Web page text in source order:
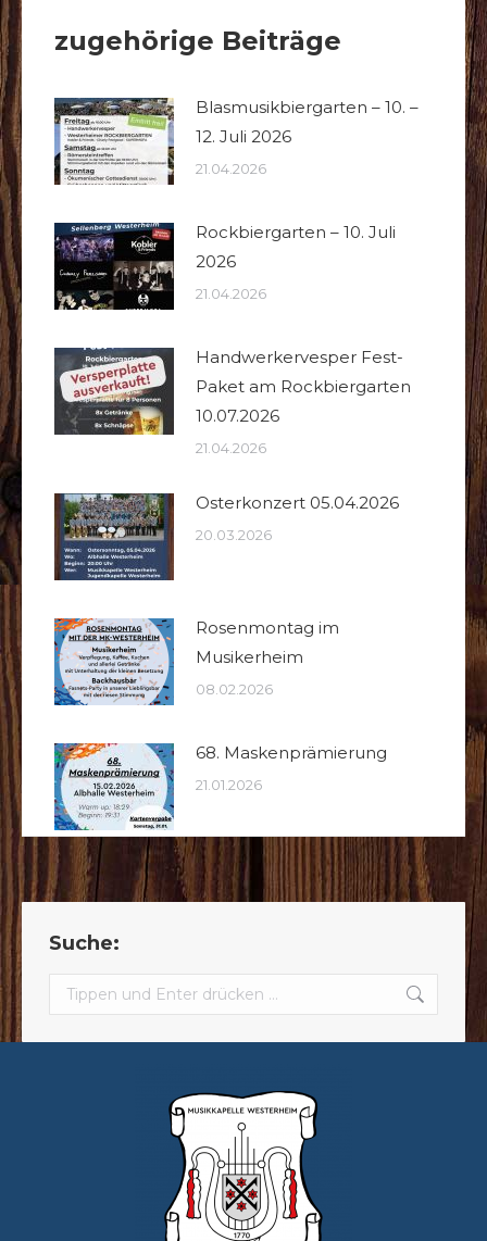
zugehörige Beiträge
Blasmusikbiergarten – 10. –
12. Juli 2026
21.04.2026
Rockbiergarten – 10. Juli
2026
21.04.2026
Handwerkervesper Fest-
Paket am Rockbiergarten
10.07.2026
21.04.2026
Osterkonzert 05.04.2026
20.03.2026
Rosenmontag im
Musikerheim
08.02.2026
68. Maskenprämierung
21.01.2026
Suche:
Search: